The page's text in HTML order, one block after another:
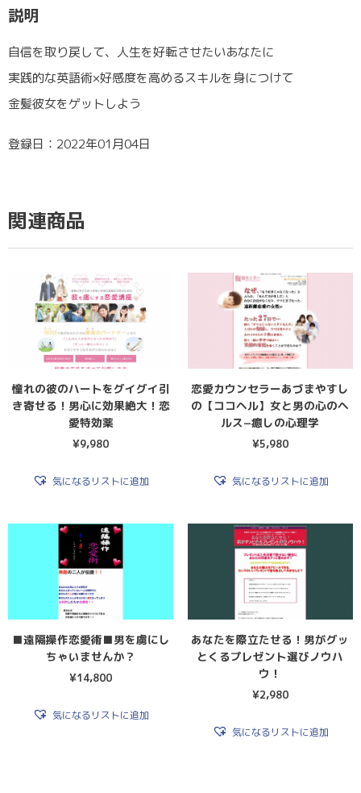
説明
自信を取り戻して、人生を好転させたいあなたに
実践的な英語術×好感度を高めるスキルを身につけて
金髪彼女をゲットしよう
登録日：2022年01月04日
関連商品
憧れの彼のハートをグイグイ引
き寄せる！男心に効果絶大！恋
愛特効薬
¥9,980
気になるリストに追加
恋愛カウンセラーあづまやすし
の【ココヘル】女と男の心のヘ
ルス−癒しの心理学
¥5,980
気になるリストに追加
■遠隔操作恋愛術■男を虜にし
ちゃいませんか？
¥14,800
気になるリストに追加
あなたを際立たせる！男がグッ
とくるプレゼント選びノウハ
ウ！
¥2,980
気になるリストに追加